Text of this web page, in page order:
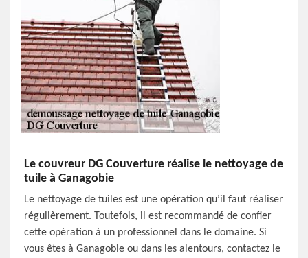
Le couvreur DG Couverture réalise le nettoyage de
tuile à Ganagobie
Le nettoyage de tuiles est une opération qu’il faut réaliser
régulièrement. Toutefois, il est recommandé de confier
cette opération à un professionnel dans le domaine. Si
vous êtes à Ganagobie ou dans les alentours, contactez le